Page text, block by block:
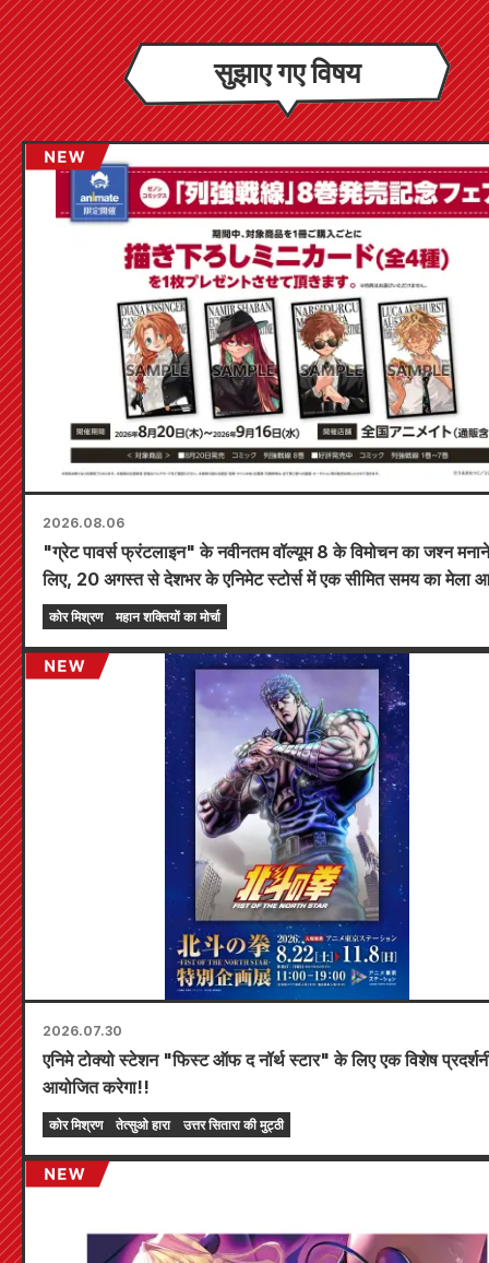
सुझाए गए विषय
2026.08.06
"ग्रेट पावर्स फ्रंटलाइन" के नवीनतम वॉल्यूम 8 के विमोचन का जश्न
लिए, 20 अगस्त से देशभर के एनिमेट स्टोर्स में एक सीमित समय का मेला
किया जाएगा, जहाँ आप एक विशेष रूप से डिज़ाइन किया गया मिनी कार्ड
प्रकार) प्राप्त कर सकते हैं!
कोर मिश्रण महान शक्तियों का मोर्चा
2026.07.30
एनिमे टोक्यो स्टेशन "फिस्ट ऑफ द नॉर्थ स्टार" के लिए एक विशेष
आयोजित करेगा!!
कोर मिश्रण तेत्सुओ हारा उत्तर सितारा की मुट्ठी